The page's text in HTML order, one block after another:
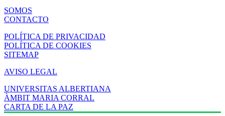
SOMOS
CONTACTO
POLÍTICA DE PRIVACIDAD
POLÍTICA DE COOKIES
SITEMAP
AVISO LEGAL
UNIVERSITAS ALBERTIANA
ÀMBIT MARIA CORRAL
CARTA DE LA PAZ